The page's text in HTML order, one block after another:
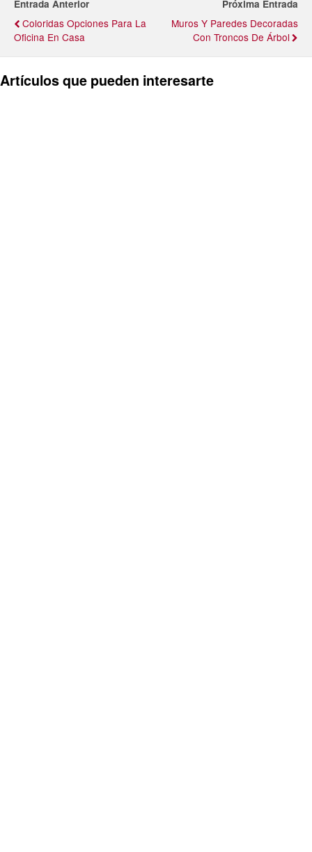
Entrada Anterior
Coloridas Opciones Para La
Oficina En Casa
Próxima Entrada
Muros Y Paredes Decoradas
Con Troncos De Árbol
Artículos que pueden interesarte